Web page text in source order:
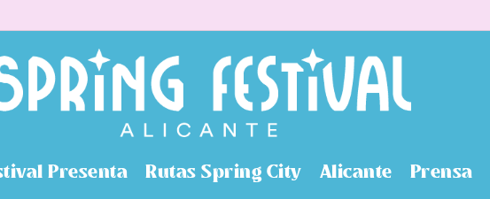
Presenta Rutas Spring City Alicante Prensa